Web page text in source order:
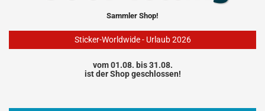
Sammler Shop!
Sticker-Worldwide - Urlaub 2026
vom 01.08. bis 31.08.
ist der Shop geschlossen!